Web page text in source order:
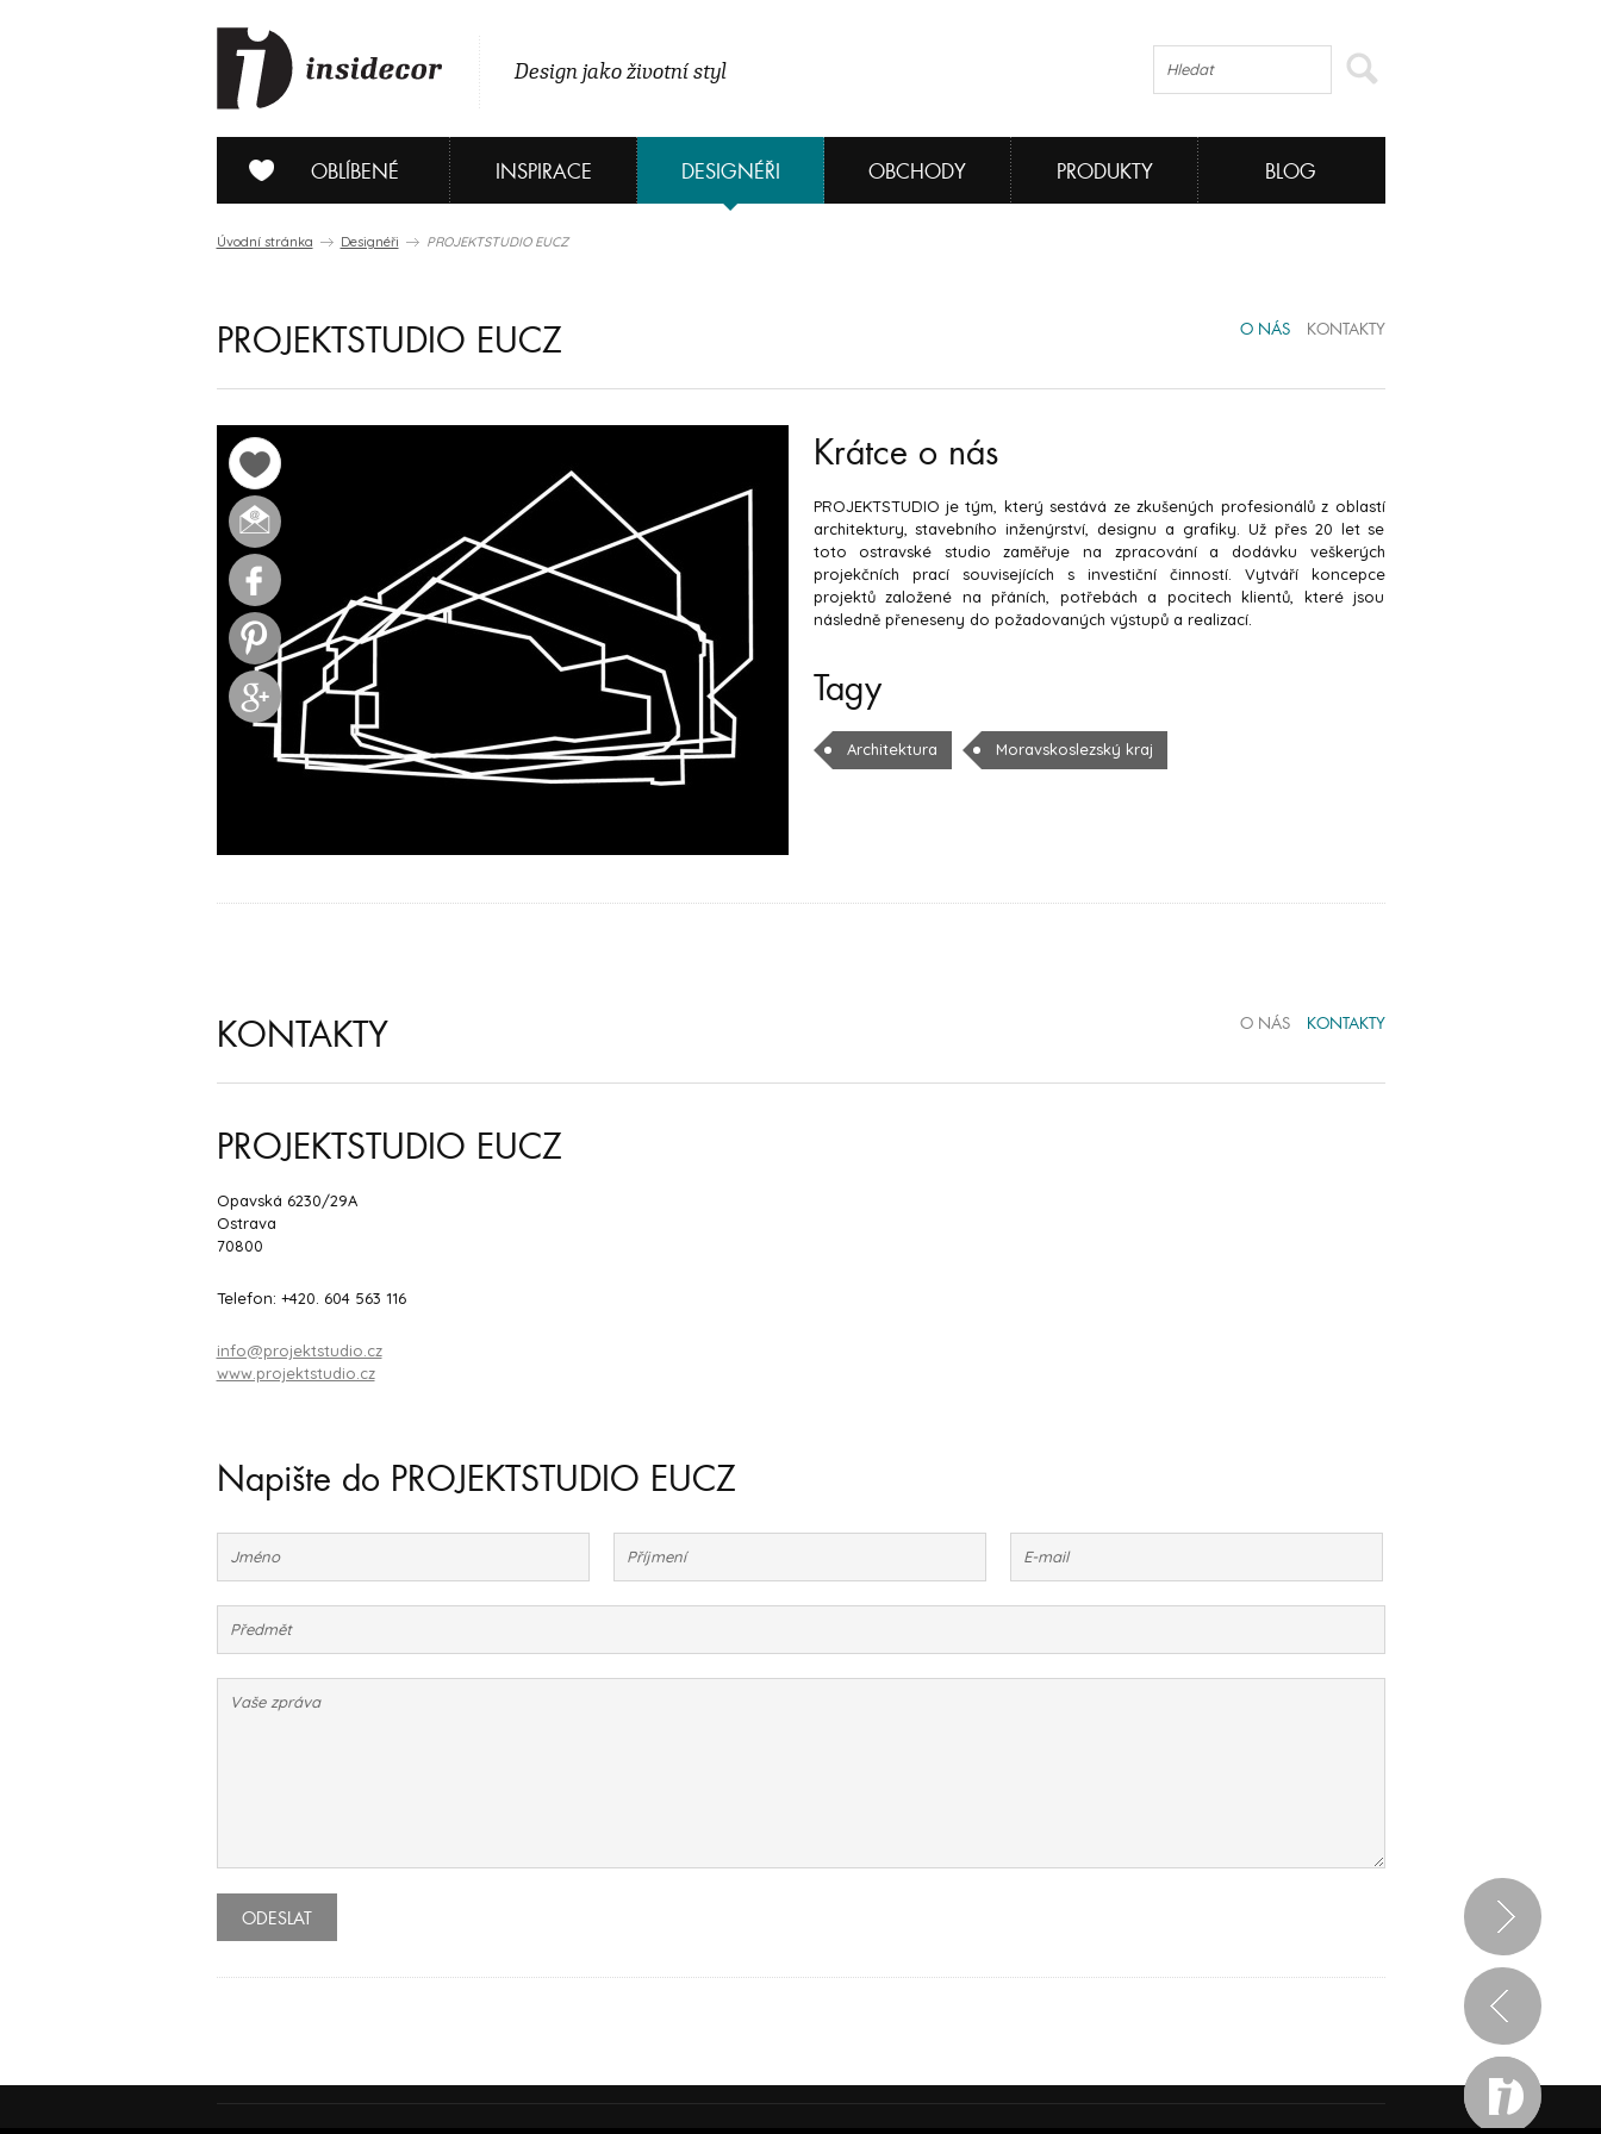
Design jako životní styl
OBLÍBENÉ INSPIRACE DESIGNÉŘI OBCHODY PRODUKTY BLOG
Úvodní stránka Designéři PROJEKTSTUDIO EUCZ
PROJEKTSTUDIO EUCZ O NÁS KONTAKTY
Krátce o nás
PROJEKTSTUDIO je tým, který sestává ze zkušených profesionálů z oblastí
architektury, stavebního inženýrství, designu a grafiky. Už přes 20 let se
toto ostravské studio zaměřuje na zpracování a dodávku veškerých
projekčních prací souvisejících s investiční činností. Vytváří koncepce
projektů založené na přáních, potřebách a pocitech klientů, které jsou
následně přeneseny do požadovaných výstupů a realizací.
Tagy
Architektura Moravskoslezský kraj
KONTAKTY O NÁS KONTAKTY
PROJEKTSTUDIO EUCZ
Opavská 6230/29A
Ostrava
70800
Telefon: +420. 604 563 116
info@projektstudio.cz
www.projektstudio.cz
Napište do PROJEKTSTUDIO EUCZ
ODESLAT